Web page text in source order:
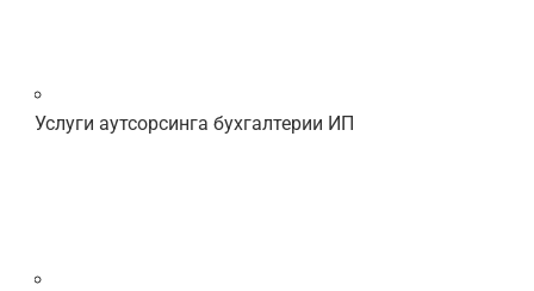
Услуги аутсорсинга бухгалтерии ИП